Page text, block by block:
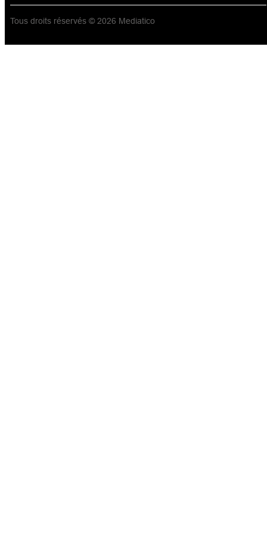
Tous droits réservés © 2026 Mediatico